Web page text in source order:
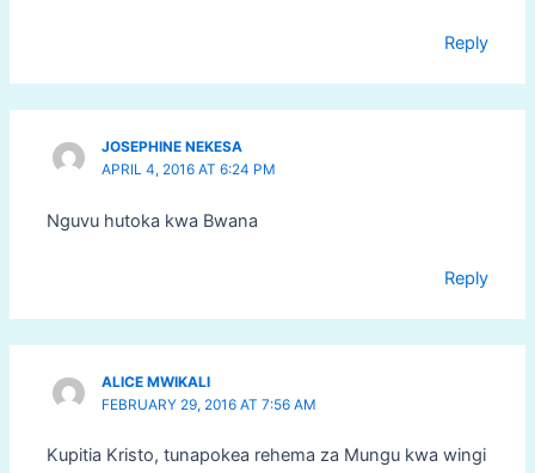
Reply
JOSEPHINE NEKESA
APRIL 4, 2016 AT 6:24 PM
Nguvu hutoka kwa Bwana
Reply
ALICE MWIKALI
FEBRUARY 29, 2016 AT 7:56 AM
Kupitia Kristo, tunapokea rehema za Mungu kwa wingi